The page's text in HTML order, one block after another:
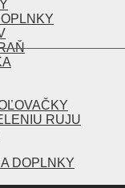
RUJU
DOPLNKY